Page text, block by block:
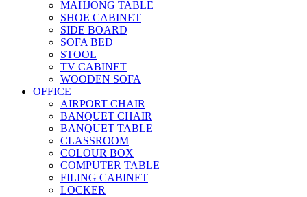
MAHJONG TABLE
SHOE CABINET
SIDE BOARD
SOFA BED
STOOL
TV CABINET
WOODEN SOFA
OFFICE
AIRPORT CHAIR
BANQUET CHAIR
BANQUET TABLE
CLASSROOM
COLOUR BOX
COMPUTER TABLE
FILING CABINET
LOCKER